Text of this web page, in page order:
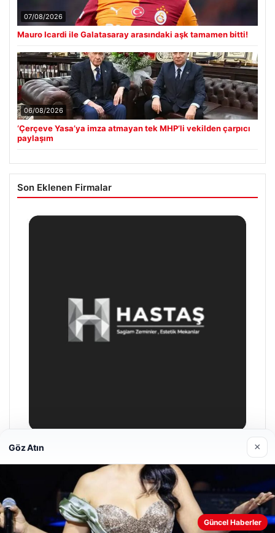
07/08/2026
Mauro Icardi ile Galatasaray arasındaki aşk tamamen bitti!
06/08/2026
‘Çerçeve Yasa’ya imza atmayan tek MHP’li vekilden çarpıcı
paylaşım
Son Eklenen Firmalar
Web sitemizi nasıl kullandığınızı daha iyi anlayabilmek,
Göz Atın ×
Güncel Haberler